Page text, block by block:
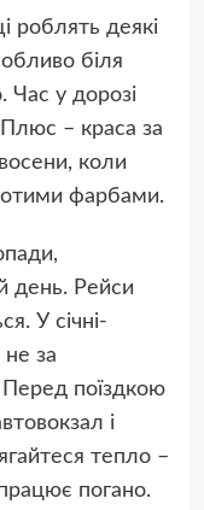
роблять деякі
біля
Час у дорозі
– краса за
коли
фарбами.
день. Рейси
У січні-
за
Перед поїздкою
і
тепло –
погано.